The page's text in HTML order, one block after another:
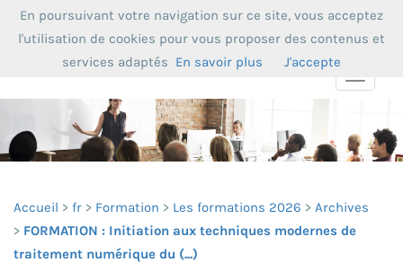
Toggle
Accueil fr Formation Les formations 2026
Archives
FORMATION : Initiation aux techniques modernes de
traitement numérique du (...)
En poursuivant votre navigation sur ce site, vous acceptez
l'utilisation de cookies pour vous proposer des contenus et
services adaptés En savoir plus J'accepte